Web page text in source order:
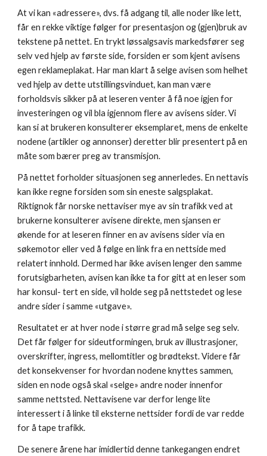
At vi kan «adressere», dvs. få adgang til, alle noder like lett,
får en rekke viktige følger for presentasjon og (gjen)bruk av
tekstene på nettet. En trykt løssalgsavis markedsfører seg
selv ved hjelp av første side, forsiden er som kjent avisens
egen reklameplakat. Har man klart å selge avisen som helhet
ved hjelp av dette utstillingsvinduet, kan man være
forholdsvis sikker på at leseren venter å få noe igjen for
investeringen og vil bla igjennom flere av avisens sider. Vi
kan si at brukeren konsulterer eksemplaret, mens de enkelte
nodene (artikler og annonser) deretter blir presentert på en
måte som bærer preg av transmisjon.
På nettet forholder situasjonen seg annerledes. En nettavis
kan ikke regne forsiden som sin eneste salgsplakat.
Riktignok får norske nettaviser mye av sin trafikk ved at
brukerne konsulterer avisene direkte, men sjansen er
økende for at leseren finner en av avisens sider via en
søkemotor eller ved å følge en link fra en nettside med
relatert innhold. Dermed har ikke avisen lenger den samme
forutsigbarheten, avisen kan ikke ta for gitt at en leser som
har konsul- tert en side, vil holde seg på nettstedet og lese
andre sider i samme «utgave».
Resultatet er at hver node i større grad må selge seg selv.
Det får følger for sideutformingen, bruk av illustrasjoner,
overskrifter, ingress, mellomtitler og brødtekst. Videre får
det konsekvenser for hvordan nodene knyttes sammen,
siden en node også skal «selge» andre noder innenfor
samme nettsted. Nettavisene var derfor lenge lite
interessert i å linke til eksterne nettsider fordi de var redde
for å tape trafikk.
De senere årene har imidlertid denne tankegangen endret